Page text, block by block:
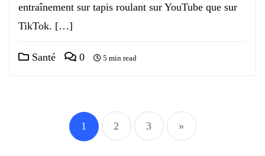
entraînement sur tapis roulant sur YouTube que sur
TikTok. […]
Santé 0 5 min read
Pagination
des
1 2 3 »